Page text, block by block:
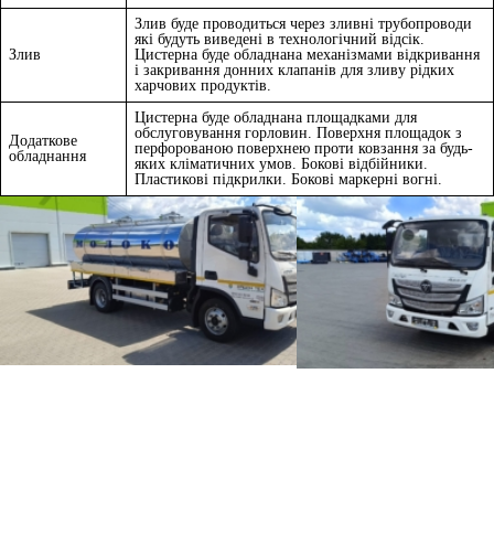
Злив
Злив буде проводиться через зливні трубопроводи
які будуть виведені в технологічний відсік.
Цистерна буде обладнана механізмами відкривання
і закривання донних клапанів для зливу рідких
харчових продуктів.
Додаткове
обладнання
Цистерна буде обладнана площадками для
обслуговування горловин. Поверхня площадок з
перфорованою поверхнею проти ковзання за будь-
яких кліматичних умов. Бокові відбійники.
Пластикові підкрилки. Бокові маркерні вогні.